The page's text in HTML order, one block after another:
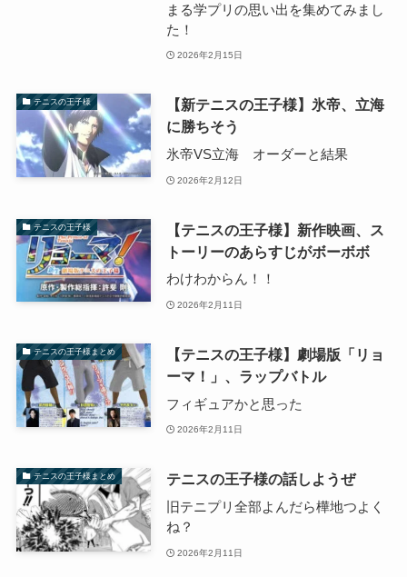
まる学プリの思い出を集めてみまし
た！
2026年2月15日
テニスの王子様
【新テニスの王子様】氷帝、立海
に勝ちそう
氷帝VS立海 オーダーと結果
2026年2月12日
テニスの王子様
【テニスの王子様】新作映画、ス
トーリーのあらすじがボーボボ
わけわからん！！
2026年2月11日
テニスの王子様まとめ
【テニスの王子様】劇場版「リョ
ーマ！」、ラップバトル
フィギュアかと思った
2026年2月11日
テニスの王子様まとめ テニスの王子様の話しようぜ
旧テニプリ全部よんだら樺地つよく
ね？
2026年2月11日